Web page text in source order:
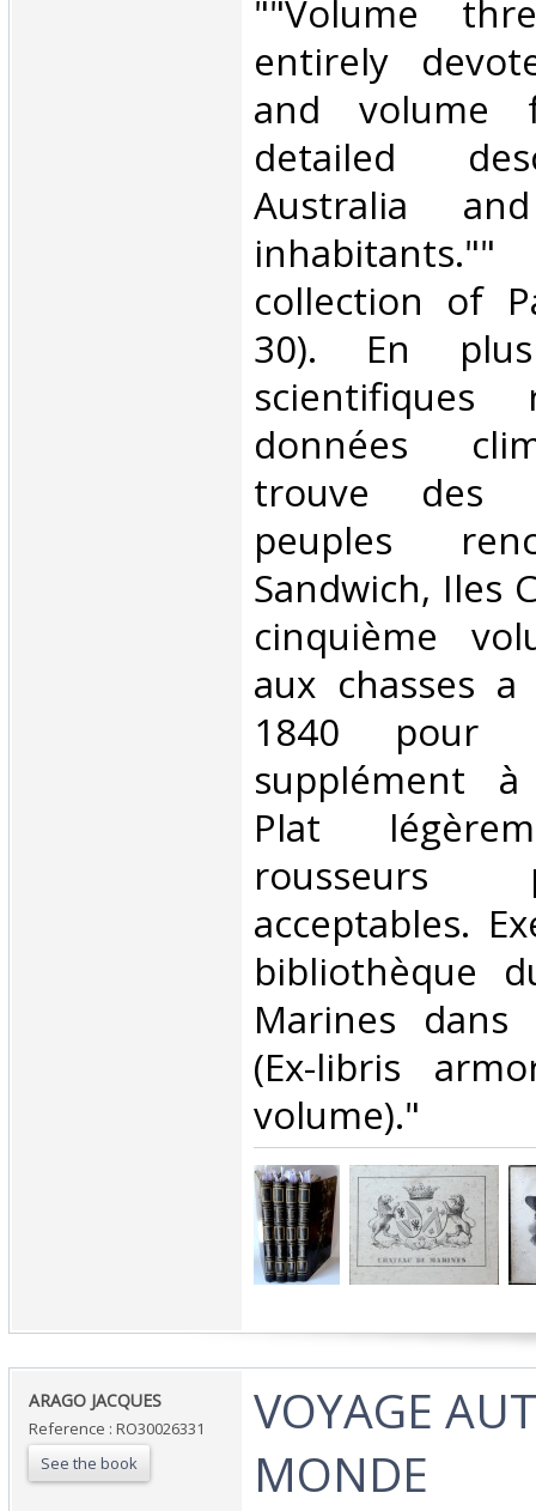
""Volume
entirely
and volume
detailed
Australia
collection of
30). En
scientifiques
données
trouve des
peuples
Sandwich, Iles
cinquième
aux chasses
1840 pour
supplément
Plat
rousseurs
acceptables.
bibliothèque
Marines
(Ex-libris
volume)."‎
‎ARAGO JACQUES‎
Reference : RO30026331
See the book
‎VOYAGE
MONDE‎